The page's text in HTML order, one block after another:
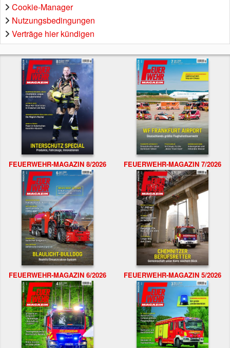
Cookie-Manager
Nutzungsbedingungen
Verträge hier kündigen
FEUERWEHR-MAGAZIN 8/2026 FEUERWEHR-MAGAZIN 7/2026
FEUERWEHR-MAGAZIN 6/2026 FEUERWEHR-MAGAZIN 5/2026